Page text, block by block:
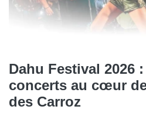
Dahu Festival 2026
concerts au cœur
des Carroz